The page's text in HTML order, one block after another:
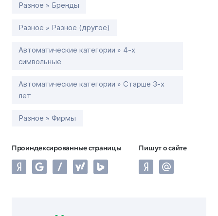
Разное » Бренды
Разное » Разное (другое)
Автоматические категории » 4-х
символьные
Автоматические категории » Старше 3-х
лет
Разное » Фирмы
Проиндексированные страницы Пишут о сайте